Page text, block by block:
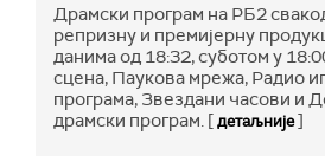
Драмски програм на РБ2
репризну и премијерну
данима од 18:32, суботом у
сцена, Паукова мрежа, Радио
програма, Звездани часови и
драмски програм. [детаљније]